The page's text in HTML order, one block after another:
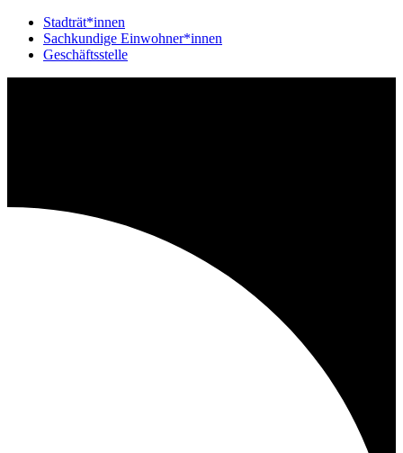
Stadträt*innen
Sachkundige Einwohner*innen
Geschäftsstelle